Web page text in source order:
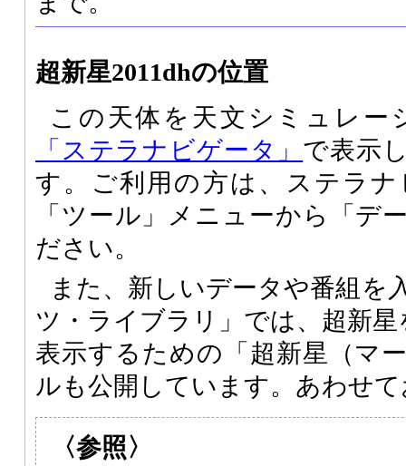
超新星2011dhの位置
この天体を天文シミュレー
「ステラナビゲータ」 で表示
す。ご利用の方は、ステラ
「ツール」メニューから「デ
ださい。
また、新しいデータや番組を
ツ・ライブラリ」では、超新
表示するための「超新星（マ
ルも公開しています。あわせ
〈参照〉